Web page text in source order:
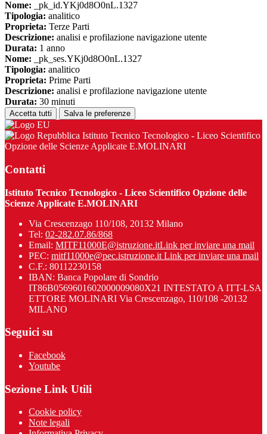
Nome: _pk_id.YKj0d8O0nL.1327
Tipologia: analitico
Proprieta: Terze Parti
Descrizione: analisi e profilazione navigazione utente
Durata: 1 anno
Nome: _pk_ses.YKj0d8O0nL.1327
Tipologia: analitico
Proprieta: Prime Parti
Descrizione: analisi e profilazione navigazione utente
Durata: 30 minuti
Accetta tutti Salva le preferenze
Istituto Tecnico Tecnologico - Liceo Scientifico
Opzione delle Scienze Applicate E.MOLINARI
Contatti
Istituto Tecnico Tecnologico - Liceo Scientifico Opzione delle
Scienze Applicate E.MOLINARI
Via Crescenzago 110/108, 20132 Milano
Tel: 02-282.07.86/868
Email: MITF11000E@istruzione.itLink per inviare una mail
PEC: mitf11000e@pec.istruzione.it Link per inviare una mail
C.F.: 80112230158
IBAN: Banca Popolare di Sondrio
IT86B0569601602000009080X21 INTESTATO A ITT-LSA
ETTORE MOLINARI Via Crescenzago, 110/108 -20132
MILANO
Seguici su
Facebook
Youtube
Sezione Link Utili
Cookie policy
Note legali